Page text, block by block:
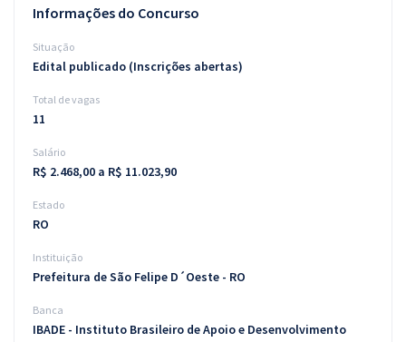
Questões grátis
Conteúdo gratuito
Aprovados
Atendimento
Informações do Concurso
Situação
Edital publicado (Inscrições abertas)
Total de vagas
11
Salário
R$ 2.468,00 a R$ 11.023,90
Estado
RO
Instituição
Prefeitura de São Felipe D´Oeste - RO
Banca
IBADE - Instituto Brasileiro de Apoio e Desenvolvimento